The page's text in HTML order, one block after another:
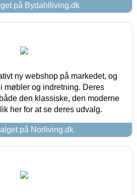
på Bydahlliving.dk
ny webshop på markedet, og
møbler og indretning. Deres
den klassiske, den moderne
her for at se deres udvalg.
på Norliving.dk